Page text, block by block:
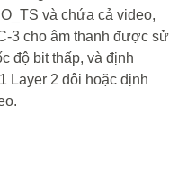
và chứa cả video,
3 cho âm thanh được sử
độ bit thấp, và định
Layer 2 đôi hoặc định